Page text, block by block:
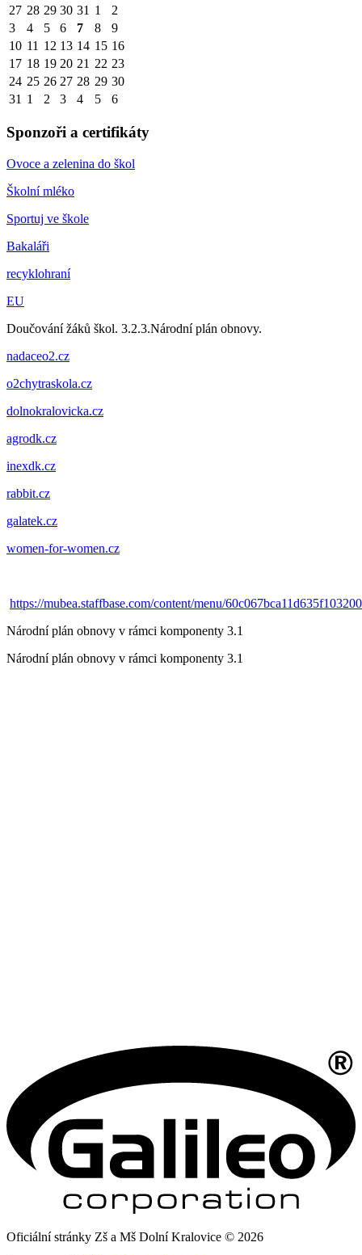
27 28 29 30 31 1
2
3
4 5 6 7 8
9
10 11 12 13 14 15 16
17 18 19 20 21 22 23
24 25 26 27 28 29 30
31 1 2 3 4 5 6
Sponzoři a certifikáty
Ovoce a zelenina do škol
Školní mléko
Sportuj ve škole
Bakaláři
recyklohraní
EU
Doučování žáků škol. 3.2.3.Národní plán obnovy.
nadaceo2.cz
o2chytraskola.cz
dolnokralovicka.cz
agrodk.cz
inexdk.cz
rabbit.cz
galatek.cz
women-for-women.cz
https://mubea.staffbase.com/content/menu/
Národní plán obnovy v rámci komponenty 3.1
Národní plán obnovy v rámci komponenty 3.1
Oficiální stránky Zš a Mš Dolní Kralovice © 2026